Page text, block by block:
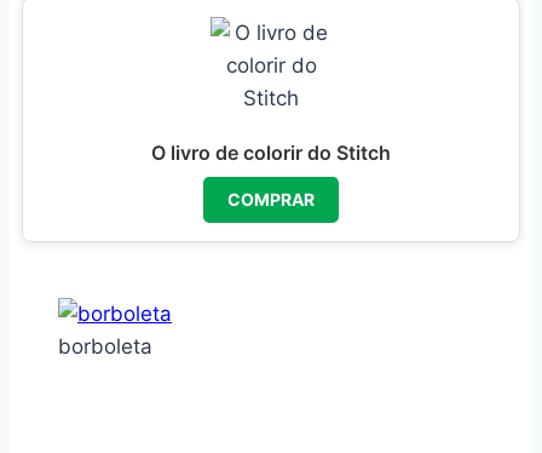
O livro de colorir do Stitch
COMPRAR
borboleta